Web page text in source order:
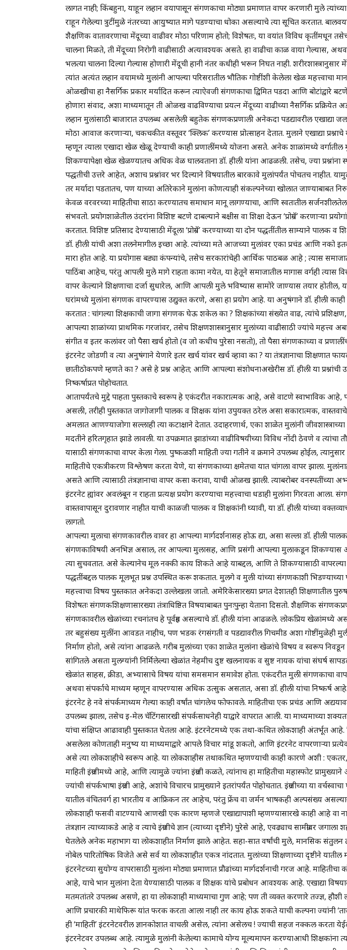
लागत नाही; किंबहुना, याहून लहान वयापासून संगणकाचा मोठ्या प्रमाणात वापर करणारी मुले त्यांच्या
राहून गेलेल्या त्रुटींमुळे नंतरच्या आयुष्यात मागे पडण्याचा धोका असल्याचे त्या सूचित करतात.
शैक्षणिक वातावरणाचा मेंदूच्या वाढीवर मोठा परिणाम होतो; विशेषतः, या वयांत विविध कृतींमधून
चालना मिळते, ती मेंदूच्या निरोगी वाढीसाठी अत्यावश्यक असते. हा वाढीचा काळ वाया गेल्यास,
भलत्या चालना दिल्या गेल्यास होणारी मेंदूची हानी नंतर कधीही भरून निघत नाही.
त्यांत अत्यंत लहान वयामध्ये मुलांनी आपल्या परिसरातील भौतिक गोष्टींशी केलेला खेळ महत्त्वाचा
ओळखीचा हा नैसर्गिक प्रकार मर्यादित करून त्याऐवजी संगणकाचा द्विमित पडदा आणि बोटांद्वारे
होणारा संवाद, अशा माध्यमातून ती ओळख वाढविण्याचा प्रयत्न मेंदूच्या वाढीच्या नैसर्गिक
लहान मुलांसाठी बाजारात उपलब्ध असलेली बहुतेक संगणकप्रणाली अनेकदा पडद्यावरील एखाद्या
मोठा आवाज करणाऱ्या, चकचकीत वस्तूवर ‘क्लिक’ करण्यास प्रोत्साहन देतात. मुलाने एखाद्या प्रश्नाचे
म्हणून त्याला एखादा खेळ खेळू देण्याची काही प्रणालींमध्ये योजना असते. अनेक शाळांमध्ये
शिकण्यापेक्षा खेळ खेळण्यातच अधिक वेळ घालवताना डॉ. हीली यांना आढळली. तसेच, ज्या प्रश्नांना
पद्धतीची उत्तरे आहेत, अशाच प्रश्नांवर भर दिल्याने विषयातील बारकावे मुलांपर्यंत पोचतच नाहीत.
तर मर्यादा पडतातच, पण याच्या अतिरेकाने मुलांना कोणत्याही संकल्पनेच्या खोलात जाण्याबाबत
केवळ वरवरच्या माहितीचा साठा करण्यातच समाधान मानू लागण्याचा, आणि स्वतःतील
संभवतो. प्रयोगशाळेतील उंदरांना विशिष्ट बटणे दाबल्याने बक्षीस वा शिक्षा देऊन ‘प्रोग्रॅम’ करणाऱ्या
करतात. विशिष्ट प्रतिसाद देण्यासाठी मेंदूला ‘प्रोग्रॅम’ करण्याच्या या दोन पद्धतींतील साम्याने पालक
डॉ. हीली यांची अशा तलनेमागील इच्छा आहे. त्यांच्या मते आजच्या मुलांवर एका प्रचंड आणि नको
मारा होत आहे. या प्रयोगास बड्या कंपन्यांचे, तसेच सरकारांचेही आर्थिक पाठबळ आहे ; त्यास
पाठिंबा आहेच, परंतु आपली मुले मागे राहता कामा नयेत, या हेतूने समाजातील मागास वर्गही त्यास
वापर केल्याने शिक्षणाचा दर्जा सुधारेल, आणि आपली मुले भविष्यास सामोरे जाण्यास तयार
घरांमध्ये मुलांना संगणक वापरण्यास उद्युक्त करणे, असा हा प्रयोग आहे. या अनुषंगाने डॉ. हीली काही
करतात : चांगल्या शिक्षकाची जागा संगणक घेऊ शकेल का ? शिक्षकांच्या संख्येत वाढ, त्यांचे
आपल्या शाळांच्या प्राथमिक गरजांवर, तसेच शिक्षणशास्त्रानुसार मुलांच्या वाढीसाठी ज्यांचे महत्त्व
संगीत व इतर कलांवर जो पैसा खर्च होतो (व जो कधीच पुरेसा नसतो), तो पैसा संगणकाच्या व
इंटरनेट जोडणी व त्या अनुषंगाने येणारे इतर खर्च यांवर खर्च व्हावा का ? या तंत्रज्ञानाचा शिक्षणात
छातीठोकपणे म्हणते का ? असे हे प्रश्न आहेत; आणि आपल्या संशोधनाअखेरीस डॉ. हीली या प्रश्नांची
निष्कर्षाप्रत पोहोचतात.
आतापर्यंतचे मुद्दे पाहता पुस्तकाचे स्वरूप हे एकंदरीत नकारात्मक आहे, असे वाटणे स्वाभाविक आहे,
असली, तरीही पुस्तकात जागोजागी पालक व शिक्षक यांना उपुयक्त ठरेल असा सकारात्मक,
अमलात आणण्याजोगा सल्लाही त्या कटाक्षाने देतात. उदाहरणार्थ, एका शाळेत मुलांनी जीवशास्त्राच्या
मदतीने हरितगृहात झाडे लावली. या उपक्रमात झाडांच्या वाढीविषयीच्या विविध नोंदी ठेवणे व
यासाठी संगणकाचा वापर केला गेला. पुष्कळशी माहिती ज्या गतीने व क्रमाने उपलब्ध होईल,
माहितीचे एकत्रीकरण विश्लेषण करता येणे, या संगणकाच्या क्षमेतचा यात चांगला वापर झाला.
असते आणि त्यासाठी तंत्रज्ञानाचा वापर कसा करावा, याची ओळख झाली. त्याबरोबर वनस्पतींच्या
इंटरनेट ह्यांवर अवलंबून न राहता प्रत्यक्ष प्रयोग करण्याचा महत्त्वाचा धडाही मुलांना गिरवता आला.
वास्तवापासून दुरावणार नाहीत याची काळजी पालक व शिक्षकांनी घ्यावी, या डॉ. हीली यांच्या
लागतो.
आपल्या मुलाचा संगणकावरील वावर हा आपल्या मार्गदर्शनासह होऊ द्या, असा सल्ला डॉ. हीली
संगणकाविषयी अनभिज्ञ असाल, तर आपल्या मुलासह, आणि प्रसंगी आपल्या मुलाकडून शिकण्यास
त्या सुचवतात. असे केल्यानेच मूल नक्की काय शिकते आहे याबद्दल, आणि ते शिकण्यासाठी वापरल्या
पद्धतींबद्दल पालक मूलभूत प्रश्न उपस्थित करू शकतात. मुलगे व मुली यांच्या संगणकाशी भिडण्याच्या
महत्त्वाचा विषय पुस्तकात अनेकदा उल्लेखला जातो. अमेरिकेसारख्या प्रगत देशातही शिक्षणातील
विशेषतः संगणकशिक्षणासारख्या तंत्राधिष्ठित विषयाबाबत पुनःपुन्हा येताना दिसतो. शैक्षणिक
संगणकावरील खेळांच्या रचनांतच हे पूर्वग्रह असल्याचे डॉ. हीली यांना आढळले. लोकप्रिय खेळांमध्ये
तर बहुसंख्य मुलींना आवडत नाहीच, पण भडक रंगसंगती व पडद्यावरील गिचमीड अशा गोष्टींमुळेही
निर्माण होतो, असे त्यांना आढळले. गरीब मुलांच्या एका शाळेत मुलांना खेळांचे विषय व स्वरूप निवडून
सांगितले असता मुलग्यांनी निर्मिलेल्या खेळांत नेहमीच दुष्ट खलनायक व सुष्ट नायक यांचा संघर्ष
खेळांत साहस, क्रीडा, अभ्यासाचे विषय यांचा समसमान समावेश होता. एकंदरीत मुली संगणकाचा
अथवा संपर्काचे माध्यम म्हणून वापरण्यास अधिक उत्सुक असतात, असा डॉ. हीली यांचा निष्कर्ष आहे.
इंटरनेट हे नवे संपर्कमाध्यम गेल्या काही वर्षांत चांगलेच फोफावले. माहितीचा एक प्रचंड आणि
उपलब्ध झाला, तसेच इ-मेल चॅटिंगसारखी संपर्कसाधनेही याद्वारे वापरात आली. या माध्यमाच्या
यांचा संक्षिप्त आढावाही पुस्तकात घेतला आहे. इंटरनेटमध्ये एक तथा-कथित लोकशाही अंतर्भूत
असलेला कोणताही मनुष्य या माध्यमाद्वारे आपले विचार मांडू शकतो, आणि इंटरनेट वापरणाऱ्या
असे त्या लोकशाहीचे स्वरूप आहे. या लोकशाहीस तथाकथित म्हणण्याची काही कारणे अशी :
माहिती इंग्रजीमध्ये आहे, आणि त्यामुळे ज्यांना इंग्रजी कळते, त्यांनाच हा माहितीचा महास्फोट
ज्यांची संपर्कभाषा इंग्रजी आहे, अशांचे विचारच प्रामुख्याने इतरांपर्यंत पोहोचतात. इंग्रजीच्या या
यातील वंचितवर्ग हा भारतीय व आफ्रिकन तर आहेच, परंतु फ्रेंच वा जर्मन भाषकही अल्पसंख्य
लोकशाही फसवी वाटण्याचे आणखी एक कारण म्हणजे एखाद्यापाशी म्हणण्यासारखे काही आहे वा
तंत्रज्ञान त्याच्याकडे आहे व त्याचे इंग्रजीचे ज्ञान (त्याच्या दृष्टीने) पुरेसे आहे, एवढ्याच सामग्रीवर
घेतलेले अनेक महाभाग या लोकशाहीत निर्माण झाले आहेत. सहा-सात वर्षांची मुले, मानसिक
नोबेल पारितोषिक विजेते असे सर्व या लोकशाहीत एकत्र नांदतात. मुलांच्या शिक्षणाच्या दृष्टीने यातील
इंटरनेटच्या सुयोग्य वापरासाठी मुलांना मोठ्या प्रमाणात प्रौढांच्या मार्गदर्शनाची गरज आहे. माहितीचा
आहे, याचे भान मुलांना देता येण्यासाठी पालक व शिक्षक यांचे प्रबोधन आवश्यक आहे. एखाद्या
मतमतांतरे उपलब्ध असणे, हा या लोकशाही माध्यमाचा गुण आहे; पण ती व्यक्त करणारे तज्ज्ञ,
आणि प्रचारकी माथेफिरू यांत फरक करता आला नाही तर काय होऊ शकते याची कल्पना ज्यांनी
ही ‘माहिती’ इंटरनेटवरील ज्ञानकोशात वाचली असेल, त्यांना असेलच ! ज्याची सहज नक्कल करता
इंटरनेटवर उपलब्ध आहे. त्यामुळे मुलांनी केलेल्या कामाचे योग्य मूल्यमापन करण्याआधी शिक्षकांना